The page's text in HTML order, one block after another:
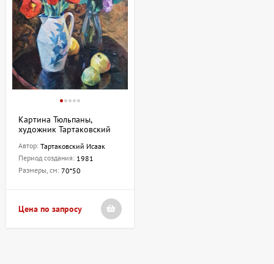
Картина Тюльпаны,
художник Тартаковский
Автор: Тартаковский Исаак
Период создания: 1981
Размеры, см: 70*50
Цена по запросу